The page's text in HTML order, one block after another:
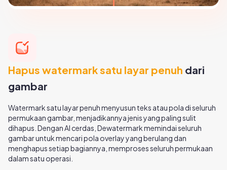
Hapus watermark satu layar penuh dari
gambar
Watermark satu layar penuh menyusun teks atau pola di seluruh
permukaan gambar, menjadikannya jenis yang paling sulit
dihapus. Dengan AI cerdas, Dewatermark memindai seluruh
gambar untuk mencari pola overlay yang berulang dan
menghapus setiap bagiannya, memproses seluruh permukaan
dalam satu operasi.